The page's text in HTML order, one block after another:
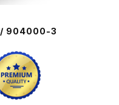
/ 904000-3